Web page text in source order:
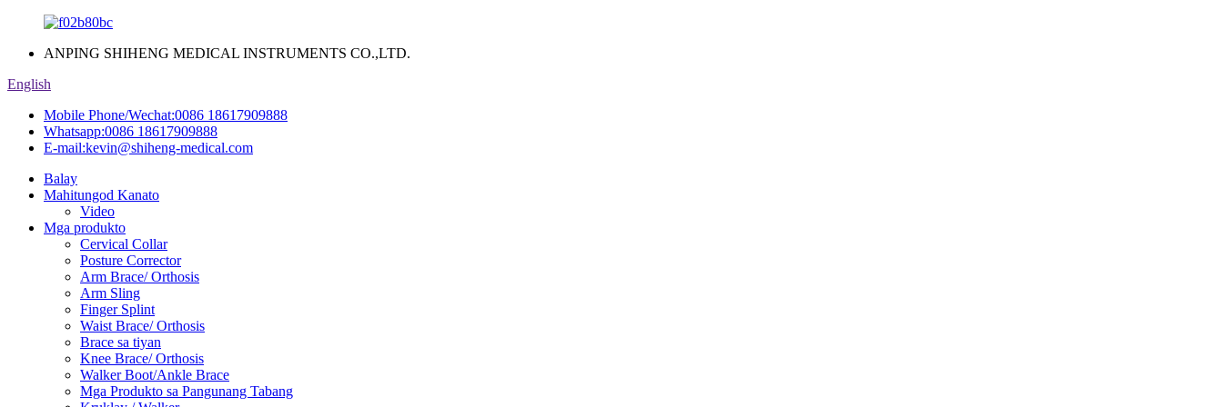
ANPING SHIHENG MEDICAL INSTRUMENTS CO.,LTD.
English
Mobile Phone/Wechat:0086 18617909888
Whatsapp:0086 18617909888
E-mail:kevin@shiheng-medical.com
Balay
Mahitungod Kanato
Video
Mga produkto
Cervical Collar
Posture Corrector
Arm Brace/ Orthosis
Arm Sling
Finger Splint
Waist Brace/ Orthosis
Brace sa tiyan
Knee Brace/ Orthosis
Walker Boot/Ankle Brace
Mga Produkto sa Pangunang Tabang